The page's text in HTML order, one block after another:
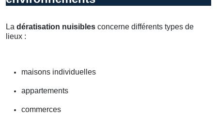
La dératisation nuisibles concerne différents types de
lieux :
maisons individuelles
appartements
commerces